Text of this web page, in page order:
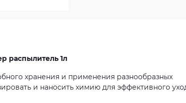
распылитель 1л
хранения и применения разнообразных
и наносить химию для эффективного